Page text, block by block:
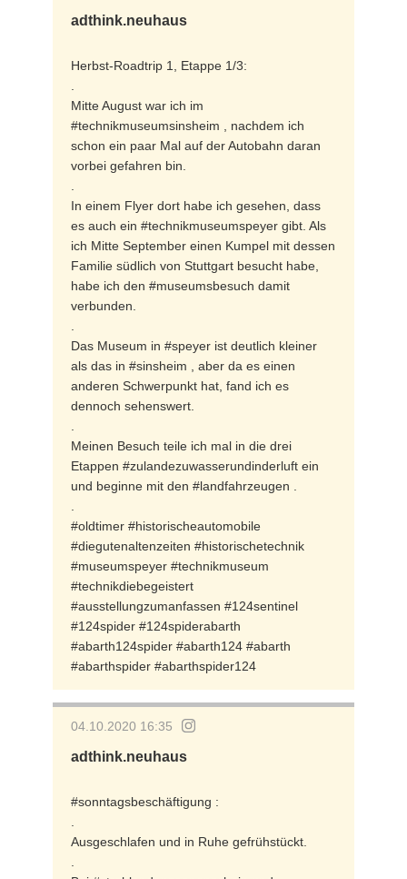
adthink.neuhaus
Herbst-Roadtrip 1, Etappe 1/3:
Mitte August war ich im
#technikmuseumsinsheim , nachdem ich
schon ein paar Mal auf der Autobahn daran
vorbei gefahren bin.
In einem Flyer dort habe ich gesehen, dass
es auch ein #technikmuseumspeyer gibt. Als
ich Mitte September einen Kumpel mit dessen
Familie südlich von Stuttgart besucht habe,
habe ich den #museumsbesuch damit
verbunden.
Das Museum in #speyer ist deutlich kleiner
als das in #sinsheim , aber da es einen
anderen Schwerpunkt hat, fand ich es
dennoch sehenswert.
Meinen Besuch teile ich mal in die drei
Etappen #zulandezuwasserundinderluft ein
und beginne mit den #landfahrzeugen .
#oldtimer #historischeautomobile
#diegutenaltenzeiten #historischetechnik
#museumspeyer #technikmuseum
#technikdiebegeistert
#ausstellungzumanfassen #124sentinel
#124spider #124spiderabarth
#abarth124spider #abarth124 #abarth
#abarthspider #abarthspider124
04.10.2020 16:35
adthink.neuhaus
#sonntagsbeschäftigung :
Ausgeschlafen und in Ruhe gefrühstückt.